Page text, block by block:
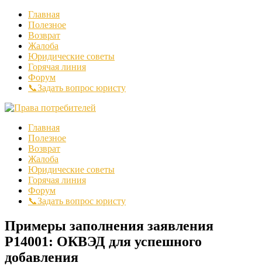
Главная
Полезное
Возврат
Жалоба
Юридические советы
Горячая линия
Форум
📞Задать вопрос юристу
Главная
Полезное
Возврат
Жалоба
Юридические советы
Горячая линия
Форум
📞Задать вопрос юристу
Примеры заполнения заявления
Р14001: ОКВЭД для успешного
добавления